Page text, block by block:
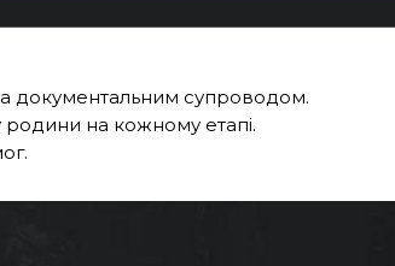
документальним супроводом.
на кожному етапі.